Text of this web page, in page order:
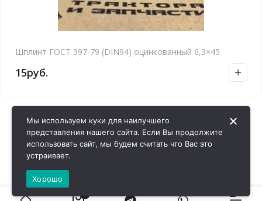
Шплинт ГОСТ 397-79 (DIN94) оцинкованный 6,3×45
15руб.
Мы используем куки для наилучшего
представления нашего сайта. Если Вы продолжите
использовать сайт, мы будем считать что Вас это
устраивает.
Хорошо